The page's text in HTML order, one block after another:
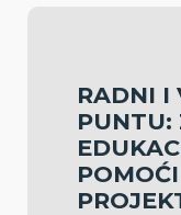
RADNI I
PUNTU: